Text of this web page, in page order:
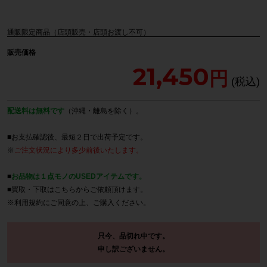
販売価格
21,450
通販限定商品（店頭販売・店頭お渡し不可）
配送料は無料です （沖縄・離島を除く）。
■お支払確認後、最短２日で出荷予定です。
※ ご注文状況により多少前後いたします。
■お品物は１点モノのUSEDアイテムです。
■買取・下取は こちら からご依頼頂けます。
※ 利用規約にご同意の上、ご購入ください。
只今、品切れ中です。
申し訳ございません。